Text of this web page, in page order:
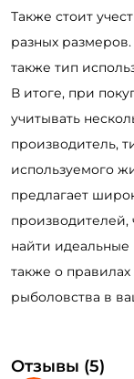
Также стоит
разных
также тип
В итоге, при
учитывать
производитель,
используемого
предлагает
производителей,
найти
также о
рыболовства в
Отзывы (5)